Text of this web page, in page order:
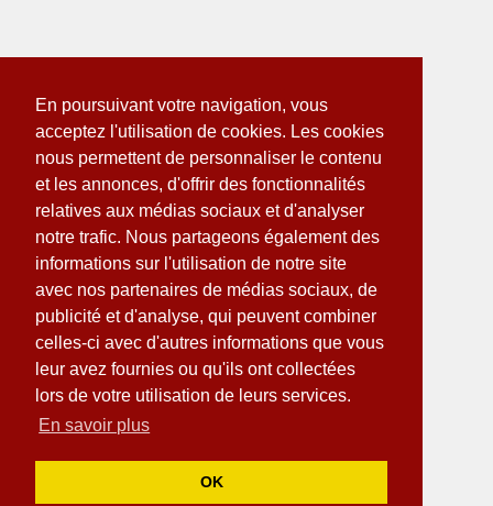
En poursuivant votre navigation, vous
acceptez l'utilisation de cookies. Les cookies
nous permettent de personnaliser le contenu
et les annonces, d'offrir des fonctionnalités
relatives aux médias sociaux et d'analyser
notre trafic. Nous partageons également des
informations sur l'utilisation de notre site
avec nos partenaires de médias sociaux, de
publicité et d'analyse, qui peuvent combiner
celles-ci avec d'autres informations que vous
leur avez fournies ou qu'ils ont collectées
lors de votre utilisation de leurs services.
En savoir plus
OK